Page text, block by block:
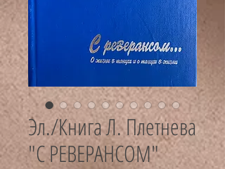
Эл./Книга Л. Плетнева
"С РЕВЕРАНСОМ"